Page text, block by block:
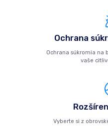
Ochrana
Ochrana súkromia na
vaše
Vyberte si z